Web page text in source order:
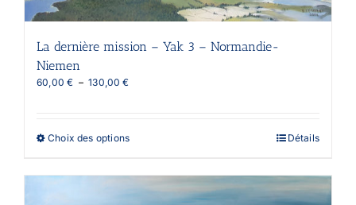
La dernière mission – Yak 3 – Normandie-
Niemen
60,00€ – 130,00€Plage
à
Choix des optionsCe
variations.
Détails